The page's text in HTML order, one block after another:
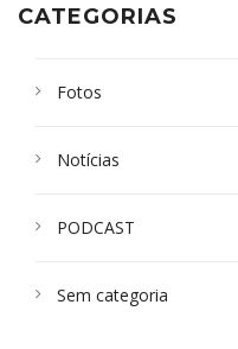
CATEGORIAS
Fotos
Notícias
PODCAST
Sem categoria